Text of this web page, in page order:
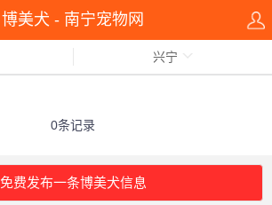
博美犬 - 南宁宠物网
兴宁
0条记录
免费发布一条博美犬信息